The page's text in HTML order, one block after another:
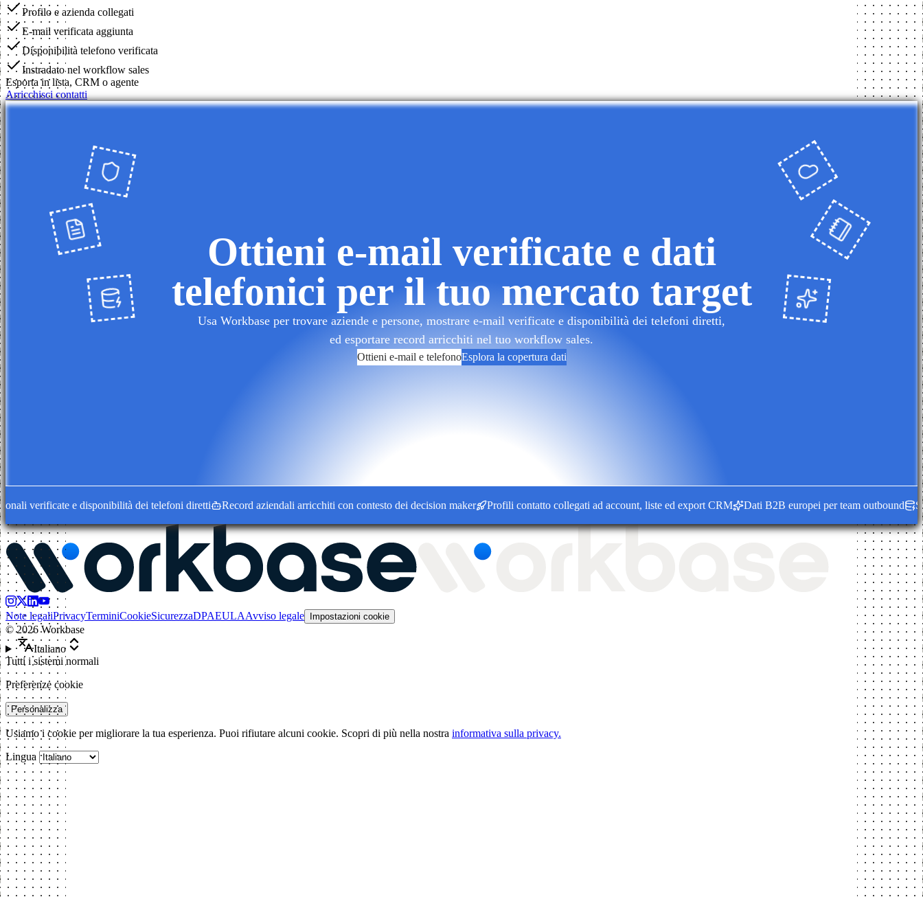
Profilo e azienda collegati
E-mail verificata aggiunta
Disponibilità telefono verificata
Instradato nel workflow sales
Esporta in lista, CRM o agente
Arricchisci contatti
Ottieni e-mail verificate e dati
telefonici per il tuo mercato target
Usa Workbase per trovare aziende e persone, mostrare e-mail verificate e disponibilità dei telefoni diretti,
ed esportare record arricchiti nel tuo workflow sales.
Ottieni e-mail e telefonoEsplora la copertura dati
verificate e disponibilità dei telefoni diretti Record aziendali arricchiti con contesto dei decision maker Profili contatto collegati ad account, liste ed export CRM Dati B2B europei per team outbound
Note legaliPrivacyTerminiCookieSicurezzaDPAEULAAvviso legale Impostazioni cookie
©2026 Workbase
Italiano
Tutti i sistemi normali
Preferenze cookie
Personalizza
Usiamo i cookie per migliorare la tua esperienza. Puoi rifiutare alcuni cookie. Scopri di più nella nostra informativa sulla privacy.
Lingua